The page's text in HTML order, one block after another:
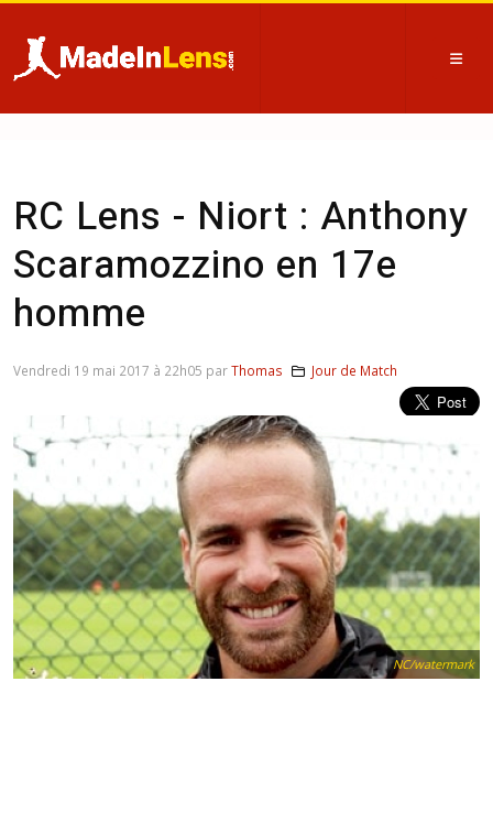
RC Lens - Niort : Anthony
Scaramozzino en 17e
homme
NC/watermark
Vendredi 19 mai 2017 à 22h05 parThomas Jour de Match